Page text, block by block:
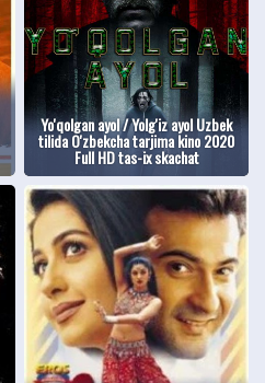
Yo'qolgan ayol / Yolg'iz ayol Uzbek
tilida O'zbekcha tarjima kino 2020
Full HD tas-ix skachat